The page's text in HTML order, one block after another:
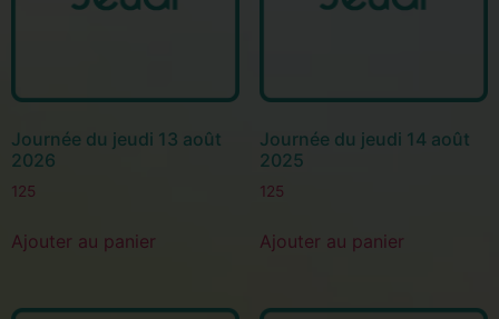
Journée du jeudi 13 août
2026
125
Ajouter au panier
Journée du jeudi 14 août
2025
125
Ajouter au panier